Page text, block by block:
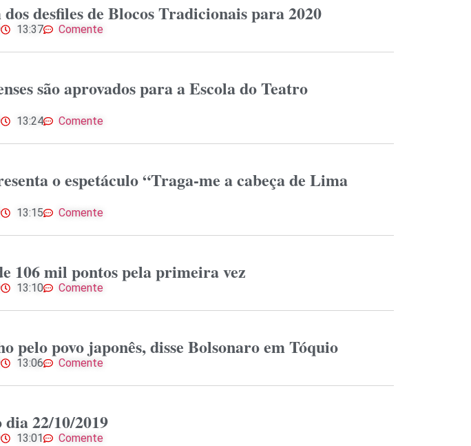
desfiles de Blocos Tradicionais para 2020
13:37 Comente
são aprovados para a Escola do Teatro
13:24 Comente
o espetáculo “Traga-me a cabeça de Lima
13:15 Comente
106 mil pontos pela primeira vez
13:10 Comente
pelo povo japonês, disse Bolsonaro em Tóquio
13:06 Comente
22/10/2019
13:01 Comente